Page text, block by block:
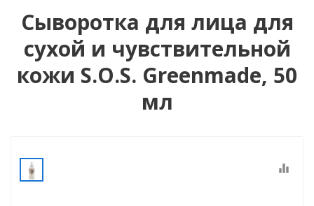
Сыворотка для лица для
сухой и чувствительной
кожи S.O.S. Greenmade, 50
мл
equalizer